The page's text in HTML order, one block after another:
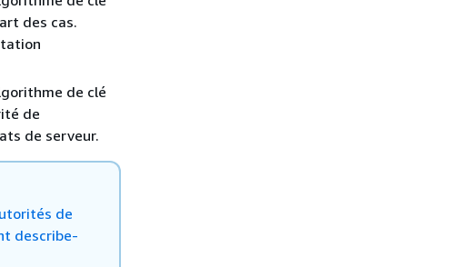
des cas.
de clé
de
de serveur.
de
describe-